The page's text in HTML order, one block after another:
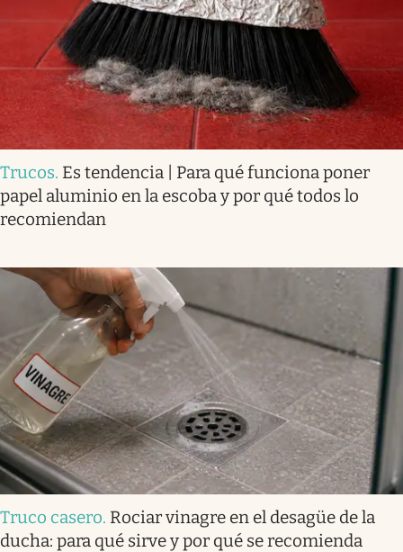
Trucos. Es tendencia | Para qué funciona poner
papel aluminio en la escoba y por qué todos lo
recomiendan
Truco casero. Rociar vinagre en el desagüe de la
ducha: para qué sirve y por qué se recomienda